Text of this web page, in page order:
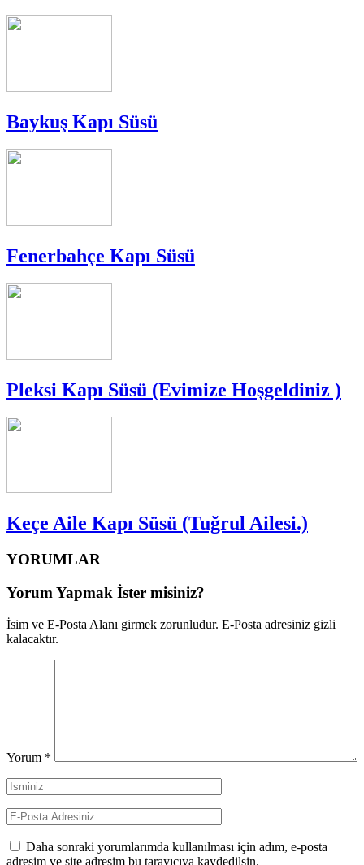
Baykuş Kapı Süsü
Fenerbahçe Kapı Süsü
Pleksi Kapı Süsü (Evimize Hoşgeldiniz )
Keçe Aile Kapı Süsü (Tuğrul Ailesi.)
YORUMLAR
Yorum Yapmak İster misiniz?
İsim ve E-Posta Alanı girmek zorunludur. E-Posta adresiniz gizli
kalacaktır.
Yorum *
Daha sonraki yorumlarımda kullanılması için adım, e-posta
adresim ve site adresim bu tarayıcıya kaydedilsin.